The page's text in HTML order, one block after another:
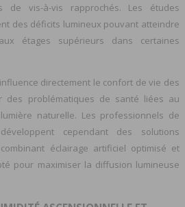
de vis-à-vis rapprochés. Les études
des déficits lumineux pouvant atteindre
étages supérieurs dans certaines
directement le confort de vie des
des problématiques de santé liées au
naturelle. Les professionnels de
cependant des solutions
éclairage artificiel optimisé et
pour maximiser la diffusion lumineuse